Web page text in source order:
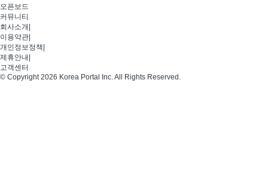
오픈보드
커뮤니티
회사소개
이용약관
개인정보정책
제휴안내
고객센터
© Copyright 2026 Korea Portal Inc. All Rights Reserved.